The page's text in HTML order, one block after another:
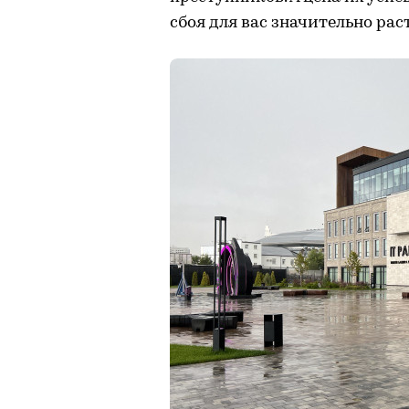
сбоя для вас значительно